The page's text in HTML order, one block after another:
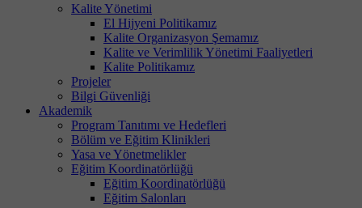
Kalite Yönetimi
El Hijyeni Politikamız
Kalite Organizasyon Şemamız
Kalite ve Verimlilik Yönetimi Faaliyetleri
Kalite Politikamız
Projeler
Bilgi Güvenliği
Akademik
Program Tanıtımı ve Hedefleri
Bölüm ve Eğitim Klinikleri
Yasa ve Yönetmelikler
Eğitim Koordinatörlüğü
Eğitim Koordinatörlüğü
Eğitim Salonları